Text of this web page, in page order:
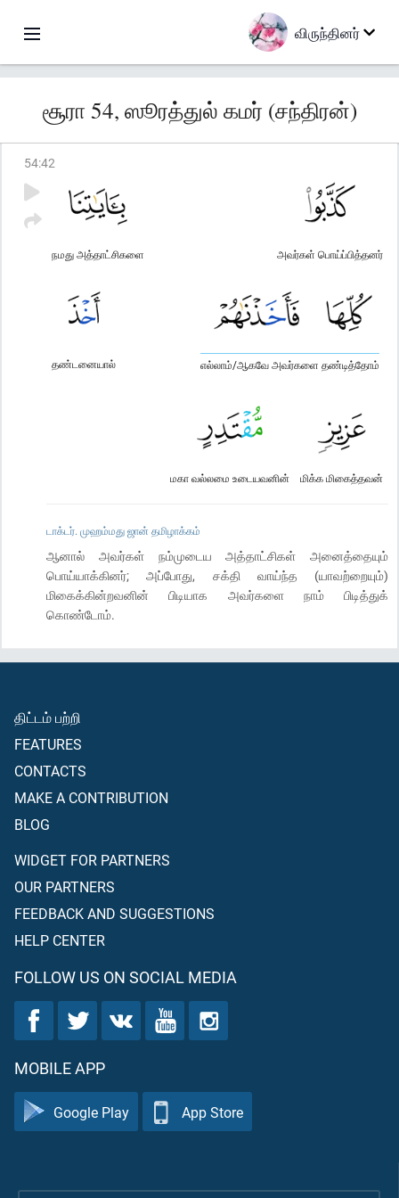
விருந்தினர்
சூரா 54, ஸூரத்துல் கமர் (சந்திரன்)
54:42
அவர்கள் பொய்ப்பித்தனர்
நமது அத்தாட்சிகளை
எல்லாம்/ஆகவே அவர்களை தண்டித்தோம்
தண்டனையால்
மிக்க மிகைத்தவன்
மகா வல்லமை உடையவனின்
டாக்டர். முஹம்மது ஜான் தமிழாக்கம்
ஆனால் அவர்கள் நம்முடைய அத்தாட்சிகள் அனைத்தையும்
பொய்யாக்கினர்; அப்போது, சக்தி வாய்ந்த (யாவற்றையும்)
மிகைக்கின்றவனின் பிடியாக அவர்களை நாம் பிடித்துக்
கொண்டோம்.
திட்டம் பற்றி
FEATURES
CONTACTS
MAKE A CONTRIBUTION
BLOG
WIDGET FOR PARTNERS
OUR PARTNERS
FEEDBACK AND SUGGESTIONS
HELP CENTER
FOLLOW US ON SOCIAL MEDIA
MOBILE APP
Google Play App Store